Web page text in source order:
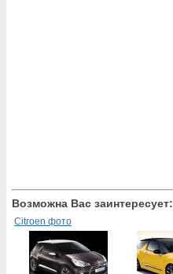
Возможна Вас заинтересует:
Citroen фото